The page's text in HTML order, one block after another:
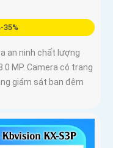
35%
an ninh chất lượng
MP. Camera có trang
giám sát ban đêm